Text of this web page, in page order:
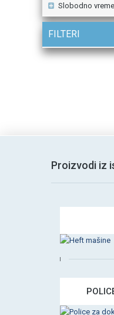
Slobodno vreme
FILTERI
Proizvodi iz